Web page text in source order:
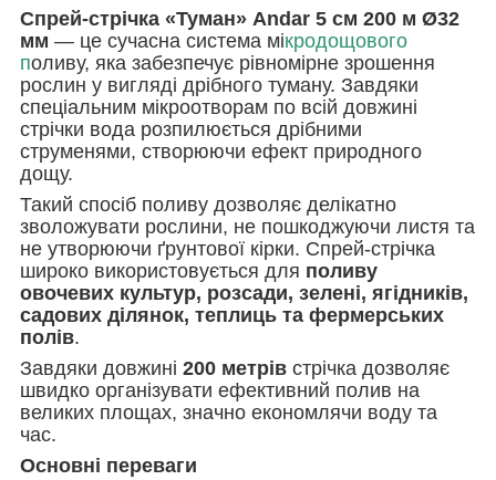
Спрей-стрічка «Туман» Andar 5 см 200 м Ø32
мм — це сучасна система мікродощового
поливу, яка забезпечує рівномірне зрошення
рослин у вигляді дрібного туману. Завдяки
спеціальним мікроотворам по всій довжині
стрічки вода розпилюється дрібними
струменями, створюючи ефект природного
дощу.
Такий спосіб поливу дозволяє делікатно
зволожувати рослини, не пошкоджуючи листя та
не утворюючи ґрунтової кірки. Спрей-стрічка
широко використовується для поливу
овочевих культур, розсади, зелені, ягідників,
садових ділянок, теплиць та фермерських
полів.
Завдяки довжині 200 метрів стрічка дозволяє
швидко організувати ефективний полив на
великих площах, значно економлячи воду та
час.
Основні переваги